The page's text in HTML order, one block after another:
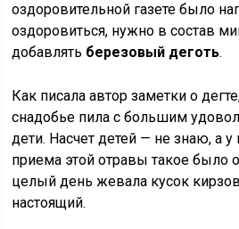
оздоровительной газете было
оздоровиться, нужно в состав
добавлять березовый деготь.
Как писала автор заметки о
снадобье пила с большим
дети. Насчет детей — не знаю, а
приема этой отравы такое было
целый день жевала кусок
настоящий.